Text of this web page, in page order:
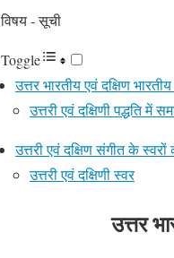
विषय - सूची
Toggle
उत्तर भारतीय एवं दक्षिण
उत्तरी एवं दक्षिणी पद्धति में
उत्तरी एवं दक्षिण संगीत के
उत्तरी एवं दक्षिणी स्वर
उत्तर